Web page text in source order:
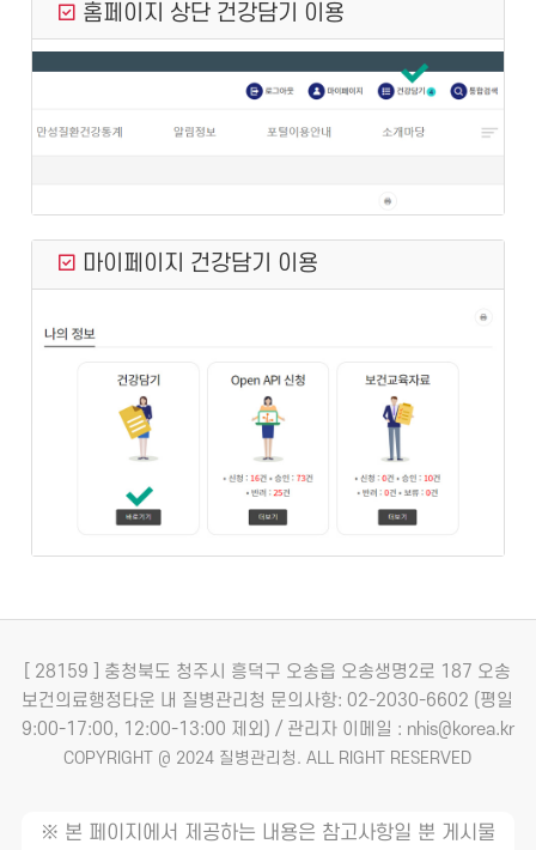
홈페이지 상단 건강담기 이용
마이페이지 건강담기 이용
[ 28159 ] 충청북도 청주시 흥덕구 오송읍 오송생명2로 187 오송
보건의료행정타운 내 질병관리청 문의사항: 02-2030-6602 (평일
9:00-17:00, 12:00-13:00 제외) / 관리자 이메일 : nhis@korea.kr
COPYRIGHT @ 2024 질병관리청. ALL RIGHT RESERVED
※ 본 페이지에서 제공하는 내용은 참고사항일 뿐 게시물